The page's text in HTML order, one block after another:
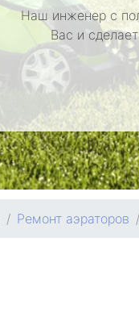
Наш инженер с
Вас и
Ремонт аэраторов